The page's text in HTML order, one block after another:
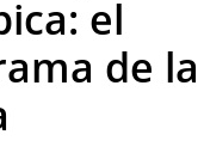
el
de la